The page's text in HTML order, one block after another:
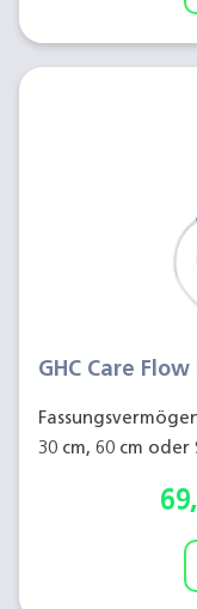
GHC Care
30 cm, 60 cm oder